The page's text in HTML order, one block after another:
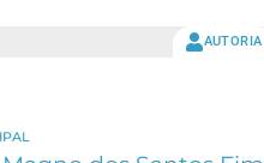
AUTORIA